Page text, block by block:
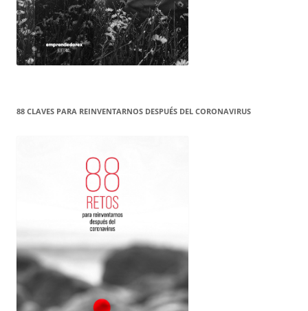
88 CLAVES PARA REINVENTARNOS DESPUÉS DEL CORONAVIRUS